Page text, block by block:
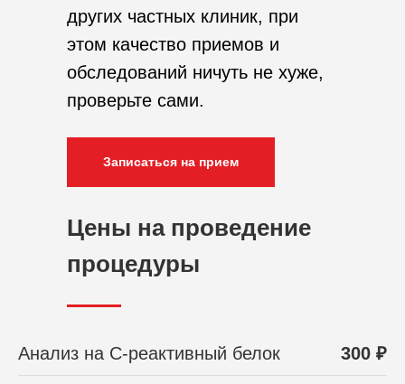
других частных клиник, при
этом качество приемов и
обследований ничуть не хуже,
проверьте сами.
Цены на проведение
процедуры
Записаться на прием
Анализ на С-реактивный белок 300 ₽